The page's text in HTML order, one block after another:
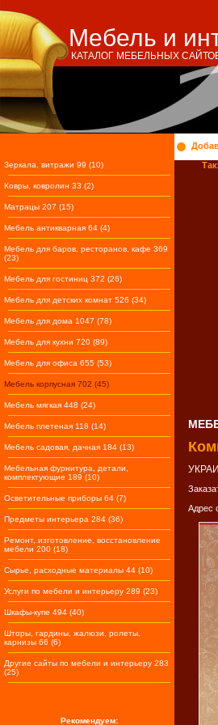
Мебель и
КАТАЛОГ МЕБЕЛЬНЫХ
Зеркала, витражи 99 (10)
Ковры, ковролин 33 (2)
Матрацы 207 (15)
Мебель антикварная 64 (4)
Мебель для баров, ресторанов, кафе 369
(23)
Мебель для гостиниц 372 (26)
Мебель для детских комнат 526 (34)
Мебель для дома 1047 (78)
Мебель для кухни 720 (89)
Мебель для офиса 655 (53)
Мебель корпусная 702 (45)
Мебель мягкая 448 (24)
Мебель плетеная 118 (14)
Мебель садовая, дачная 184 (13)
Мебельная фурнитура, детали,
комплектующие 189 (10)
Осветительные приборы 64 (7)
Предметы интерьера 284 (36)
Ремонт, изготовление, восстановление
мебели 200 (18)
Сырье, расходные материалы 44 (10)
Услуги по мебели и интерьеру 289 (23)
Шкафы-купе 494 (40)
Шторы, гардины, жалюзи, ролеты,
карнизы 66 (6)
Другие сайты по мебели и интерьеру 283
(25)
Рекомендуем:
Адрес